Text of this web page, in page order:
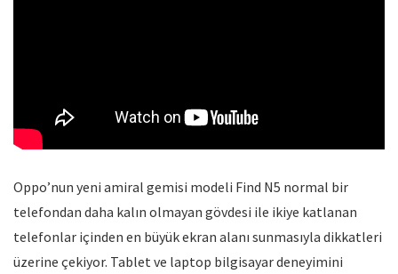
Oppo’nun yeni amiral gemisi modeli Find N5 normal bir
telefondan daha kalın olmayan gövdesi ile ikiye katlanan
telefonlar içinden en büyük ekran alanı sunmasıyla dikkatleri
üzerine çekiyor. Tablet ve laptop bilgisayar deneyimini